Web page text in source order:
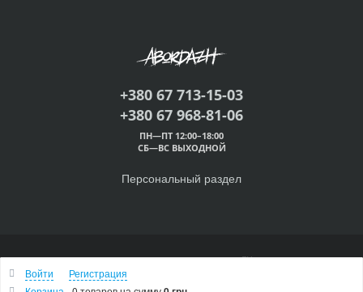
+380 67 713-15-03
+380 67 968-81-06
ПН—ПТ 12:00–18:00
СБ—ВС ВЫХОДНОЙ
Персональный раздел
© 2000 — 2026 Абордаж™
Войти
Регистрация